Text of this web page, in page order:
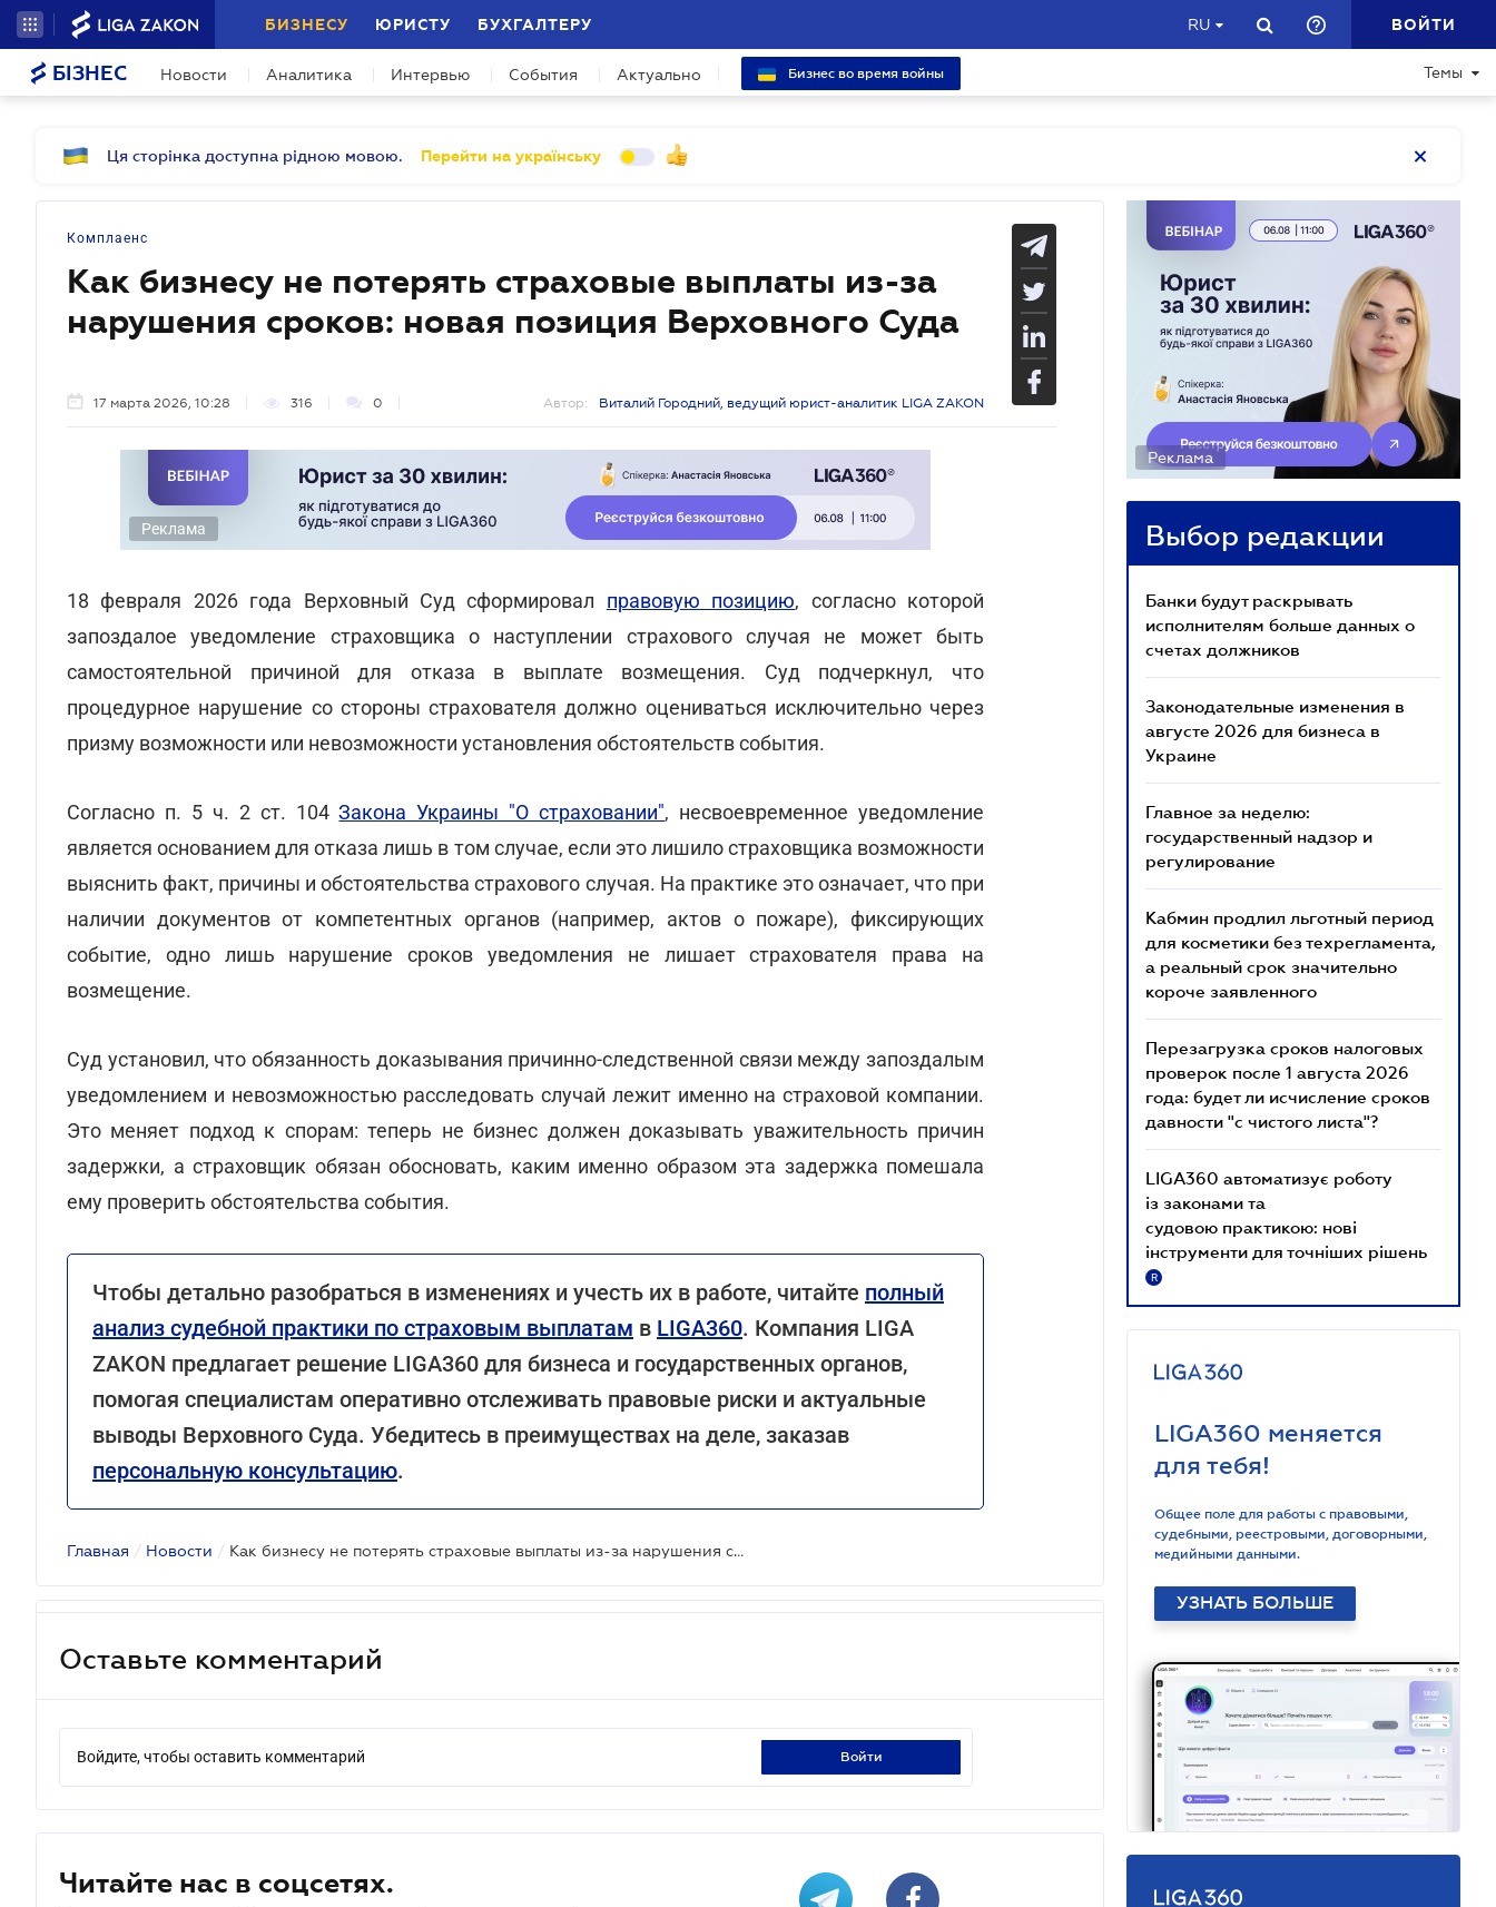
БИЗНЕСУ ЮРИСТУ БУХГАЛТЕРУ RU ВОЙТИ
БІЗНЕС Новости Аналитика Интервью События Актуально Бизнес во время войны Темы
Ця сторінка доступна рідною мовою. Перейти на українську
Комплаенс
Как бизнесу не потерять страховые выплаты из-за
нарушения сроков: новая позиция Верховного Суда
17 марта 2026, 10:28 316 0 Автор: Виталий Городний, ведущий юрист-аналитик LIGA ZAKON
Реклама
18 февраля 2026 года Верховный Суд сформировал правовую позицию, согласно которой
запоздалое уведомление страховщика о наступлении страхового случая не может быть
самостоятельной причиной для отказа в выплате возмещения. Суд подчеркнул, что
процедурное нарушение со стороны страхователя должно оцениваться исключительно через
призму возможности или невозможности установления обстоятельств события.
Согласно п. 5 ч. 2 ст. 104Закона Украины "О страховании", несвоевременное уведомление
является основанием для отказа лишь в том случае, если это лишило страховщика возможности
выяснить факт, причины и обстоятельства страхового случая. На практике это означает, что при
наличии документов от компетентных органов (например, актов о пожаре), фиксирующих
событие, одно лишь нарушение сроков уведомления не лишает страхователя права на
возмещение.
Суд установил, что обязанность доказывания причинно-следственной связи между запоздалым
уведомлением и невозможностью расследовать случай лежит именно на страховой компании.
Это меняет подход к спорам: теперь не бизнес должен доказывать уважительность причин
задержки, а страховщик обязан обосновать, каким именно образом эта задержка помешала
ему проверить обстоятельства события.
Чтобы детально разобраться в изменениях и учесть их в работе, читайте полный
анализ судебной практики по страховым выплатам в LIGA360. Компания LIGA
ZAKON предлагает решение LIGA360 для бизнеса и государственных органов,
помогая специалистам оперативно отслеживать правовые риски и актуальные
выводы Верховного Суда. Убедитесь в преимуществах на деле, заказав
персональную консультацию.
Главная / Новости / Как бизнесу не потерять страховые выплаты из-за нарушения сроков: новая позиция Верховного Суда
Оставьте комментарий
Войдите, чтобы оставить комментарий войти
Читайте нас в соцсетях.
Реклама
Выбор редакции
Банки будут раскрывать
исполнителям больше данных о
счетах должников
Законодательные изменения в
августе 2026 для бизнеса в
Украине
Главное за неделю:
государственный надзор и
регулирование
Кабмин продлил льготный период
для косметики без техрегламента,
а реальный срок значительно
короче заявленного
Перезагрузка сроков налоговых
проверок после 1 августа 2026
года: будет ли исчисление сроков
давности "с чистого листа"?
LIGA360 автоматизує роботу
із законами та
судовою практикою: нові
інструменти для точніших рішень
R
LIGA360 меняется
для тебя!
Общее поле для работы с правовыми,
судебными, реестровыми, договорными,
медийными данными.
УЗНАТЬ БОЛЬШЕ